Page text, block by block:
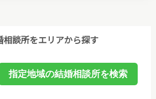
にし、目的外利用を行わないための措
相談所をエリアから探す